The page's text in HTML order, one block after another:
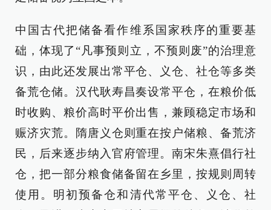
中国古代把储备看作维系国家秩序的重要基
础，体现了“凡事预则立，不预则废”的治理意
识，由此还发展出常平仓、义仓、社仓等多类
备荒仓储。汉代耿寿昌奏设常平仓，在粮价低
时收购、粮价高时平价出售，兼顾稳定市场和
赈济灾荒。隋唐义仓则重在按户储粮、备荒济
民，后来逐步纳入官府管理。南宋朱熹倡行社
仓，把一部分粮食储备留在乡里，按规则周转
使用。明初预备仓和清代常平仓、义仓、社